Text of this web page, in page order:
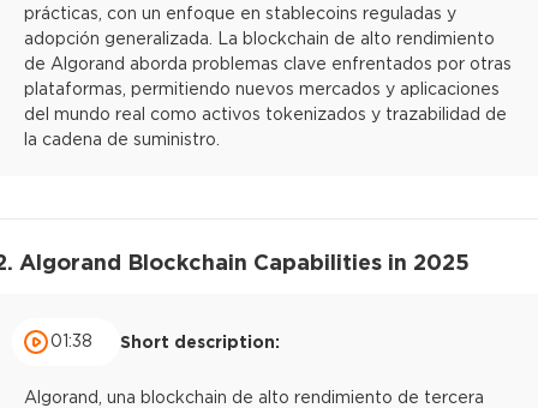
prácticas, con un enfoque en stablecoins reguladas y
adopción generalizada. La blockchain de alto rendimiento
de Algorand aborda problemas clave enfrentados por otras
plataformas, permitiendo nuevos mercados y aplicaciones
del mundo real como activos tokenizados y trazabilidad de
la cadena de suministro.
Algorand Blockchain Capabilities in 2025
01:38 Short description:
Algorand, una blockchain de alto rendimiento de tercera